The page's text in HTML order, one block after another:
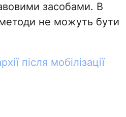
засобами. В
методи не можуть бути
після мобілізації